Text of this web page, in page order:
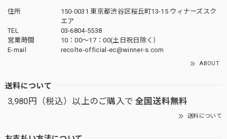
住所
150-0031 東京都渋谷区桜丘町13-15 ウィナーズスク
エア
TEL
03-6804-5538
営業時間
10：00〜17：00(土日祝日除く）
E-mail
recolte-official-ec@winner-s.com
ABOUT
送料について
3,980円（税込）以上のご購入で 全国送料無料
送料について